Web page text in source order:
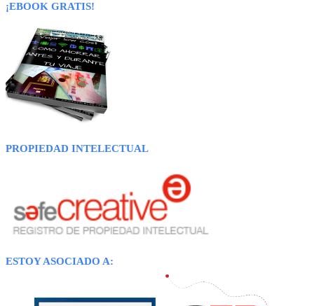
¡EBOOK GRATIS!
PROPIEDAD INTELECTUAL
ESTOY ASOCIADO A: